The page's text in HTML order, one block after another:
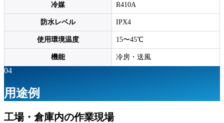
冷媒 R410A
防水レベル IPX4
使用環境温度 15〜45℃
機能 冷房・送風
04
用途例
工場・倉庫内の作業現場